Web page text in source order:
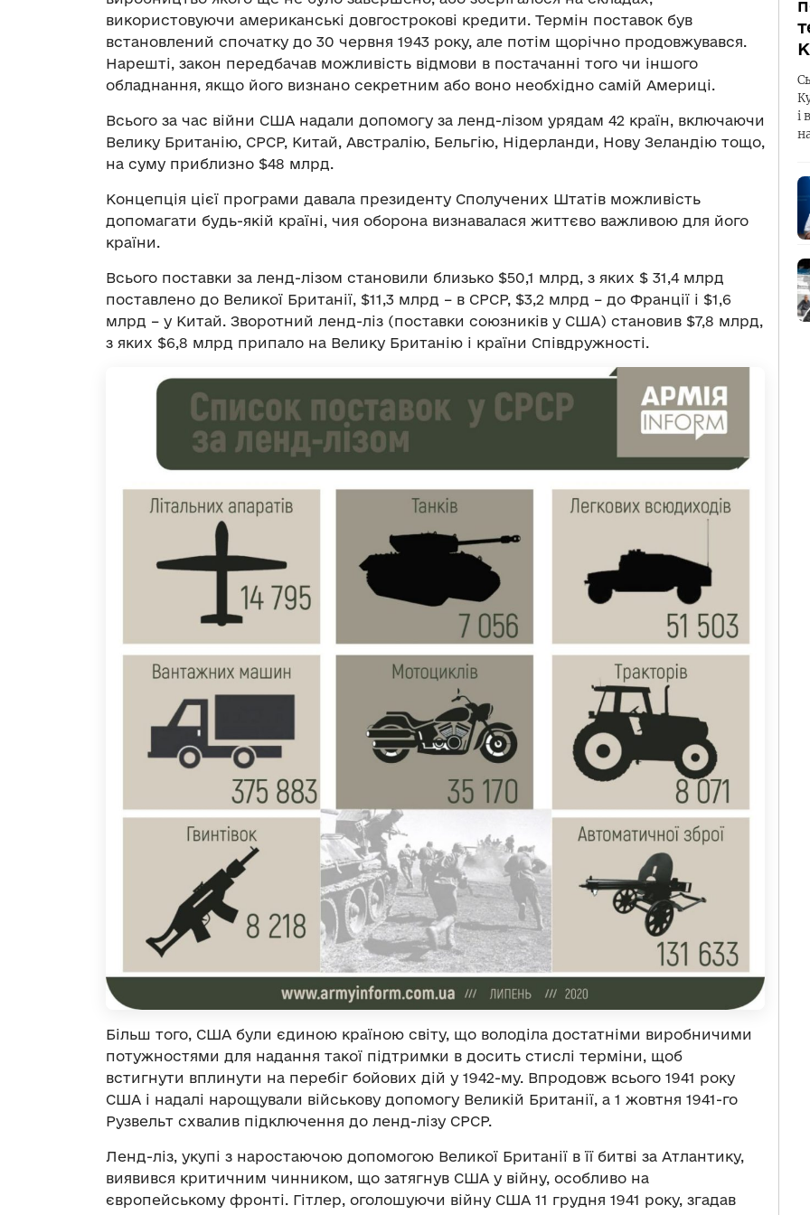
використовуючи американські довгострокові кредити. Термін поставок був
встановлений спочатку до 30 червня 1943 року, але потім щорічно продовжувався.
Нарешті, закон передбачав можливість відмови в постачанні того чи іншого
обладнання, якщо його визнано секретним або воно необхідно самій Америці.
Всього за час війни США надали допомогу за ленд-лізом урядам 42 країн, включаючи
Велику Британію, СРСР, Китай, Австралію, Бельгію, Нідерланди, Нову Зеландію тощо,
на суму приблизно $48 млрд.
Концепція цієї програми давала президенту Сполучених Штатів можливість
допомагати будь-якій країні, чия оборона визнавалася життєво важливою для його
країни.
Всього поставки за ленд-лізом становили близько $50,1 млрд, з яких $ 31,4 млрд
поставлено до Великої Британії, $11,3 млрд – в СРСР, $3,2 млрд – до Франції і $1,6
млрд – у Китай. Зворотний ленд-ліз (поставки союзників у США) становив $7,8 млрд,
з яких $6,8 млрд припало на Велику Британію і країни Співдружності.
Більш того, США були єдиною країною світу, що володіла достатніми виробничими
потужностями для надання такої підтримки в досить стислі терміни, щоб
встигнути вплинути на перебіг бойових дій у 1942-му. Впродовж всього 1941 року
США і надалі нарощували військову допомогу Великій Британії, а 1 жовтня 1941-го
Рузвельт схвалив підключення до ленд-лізу СРСР.
Ленд-ліз, укупі з наростаючою допомогою Великої Британії в її битві за Атлантику,
виявився критичним чинником, що затягнув США у війну, особливо на
європейському фронті. Гітлер, оголошуючи війну США 11 грудня 1941 року, згадав
і